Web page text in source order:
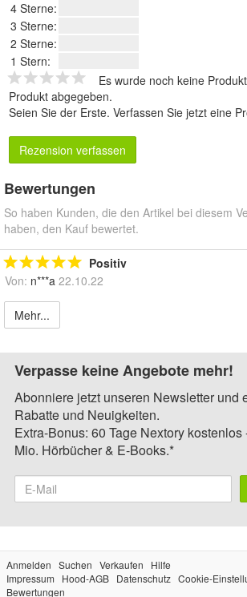
4 Sterne:
3 Sterne:
2 Sterne:
1 Stern:
Es wurde noch keine
Produkt abgegeben.
Seien Sie der Erste. Verfassen Sie jetzt eine
Rezension verfassen
Bewertungen
So haben Kunden, die den Artikel bei diesem
haben, den Kauf bewertet.
Positiv
Von: n***a 22.10.22
Mehr...
Verpasse keine Angebote mehr!
Abonniere jetzt unseren Newsletter und
Rabatte und Neuigkeiten.
Extra-Bonus: 60 Tage Nextory
Mio. Hörbücher & E-Books.*
Anmelden Suchen Verkaufen
Hilfe
Impressum
Hood-AGB Datenschutz Cookie-
Bewertungen